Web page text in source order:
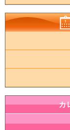
カ